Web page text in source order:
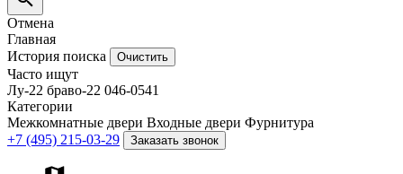
Отмена
Главная
История поиска
Очистить
Часто ищут
Лу-22 браво-22 046-0541
Категории
Межкомнатные двери Входные двери Фурнитура
+7 (495) 215-03-29
Заказать звонок